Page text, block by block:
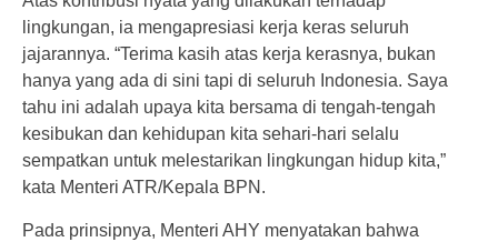
lingkungan, ia mengapresiasi kerja keras seluruh
jajarannya. “Terima kasih atas kerja kerasnya, bukan
hanya yang ada di sini tapi di seluruh Indonesia. Saya
tahu ini adalah upaya kita bersama di tengah-tengah
kesibukan dan kehidupan kita sehari-hari selalu
sempatkan untuk melestarikan lingkungan hidup kita,”
kata Menteri ATR/Kepala BPN.
Pada prinsipnya, Menteri AHY menyatakan bahwa